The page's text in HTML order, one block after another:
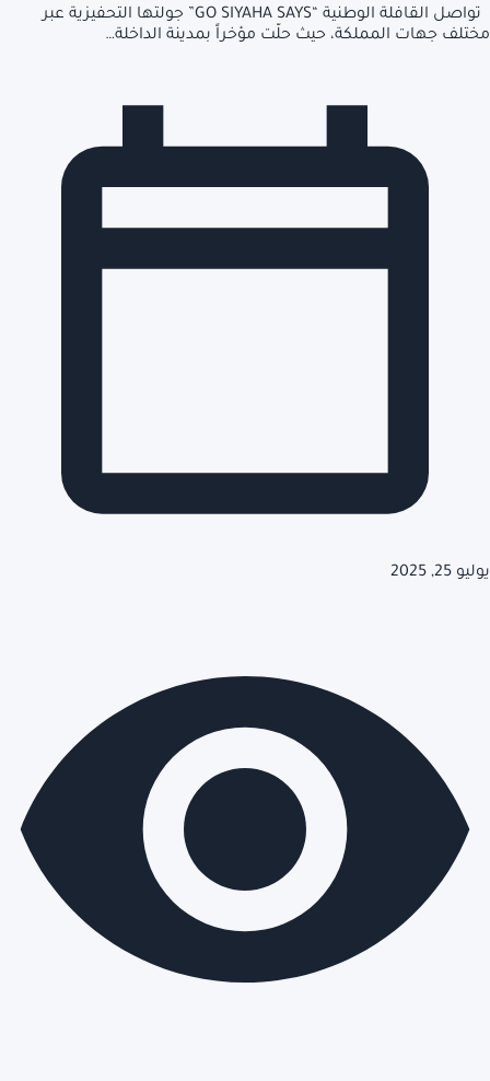
تواصل القافلة الوطنية “GO SIYAHA SAYS” جولتها التحفيزية عبر
مختلف جهات المملكة، حيث حلّت مؤخراً بمدينة الداخلة…
يوليو 25, 2025